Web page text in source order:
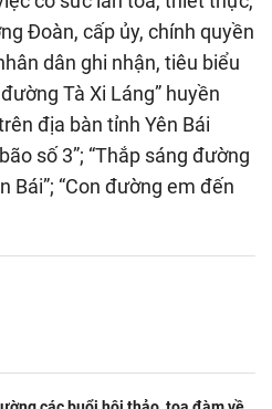
Đoàn, cấp ủy, chính quyền
dân ghi nhận, tiêu biểu
Tà Xi Láng” huyền
địa bàn tỉnh Yên Bái
số 3”; “Thắp sáng đường
Bái”; “Con đường em đến